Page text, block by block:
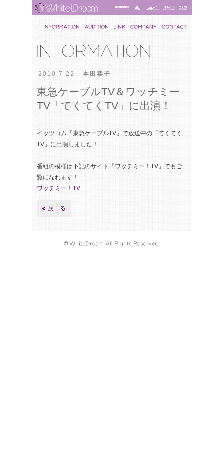
2010.7.22 本田恭子
東急ケーブルTV＆ワッチミー
TV「てくてくTV」に出演！
イッツコム「東急ケーブルTV」で放送中の「てくてく
TV」に出演しました！
番組の模様は下記のサイト「ワッチミー！TV」でもご
覧になれます！
ワッチミー！TV
戻 る